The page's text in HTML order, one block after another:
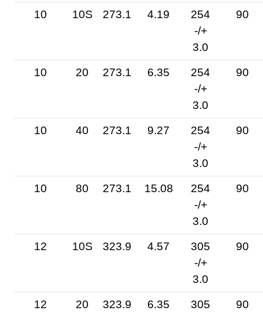
10 10S 273.1 4.19
254
-/+
3.0
90
10 20 273.1 6.35
254
-/+
3.0
90
10 40 273.1 9.27
254
-/+
3.0
90
10 80 273.1 15.08
254
-/+
3.0
90
12 10S 323.9 4.57
305
-/+
3.0
90
12 20 323.9 6.35
305
90